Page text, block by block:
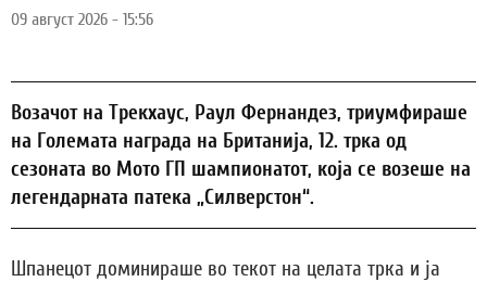
09 август 2026 - 15:56
Возачот на Трекхаус, Раул Фернандез, триумфираше
на Големата награда на Британија, 12. трка од
сезоната во Мото ГП шампионатот, која се возеше на
легендарната патека „Силверстон“.
Шпанецот доминираше во текот на целата трка и ја